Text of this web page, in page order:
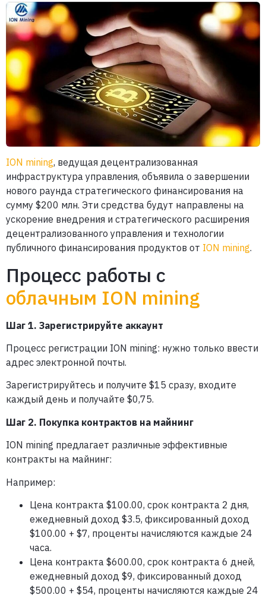
ION mining, ведущая децентрализованная
инфраструктура управления, объявила о завершении
нового раунда стратегического финансирования на
сумму $200 млн. Эти средства будут направлены на
ускорение внедрения и стратегического расширения
децентрализованного управления и технологии
публичного финансирования продуктов от ION mining.
Процесс работы с
облачным ION mining
Шаг 1. Зарегистрируйте аккаунт
Процесс регистрации ION mining: нужно только ввести
адрес электронной почты.
Зарегистрируйтесь и получите $15 сразу, входите
каждый день и получайте $0,75.
Шаг 2. Покупка контрактов на майнинг
ION mining предлагает различные эффективные
контракты на майнинг:
Например:
Цена контракта $100.00, срок контракта 2 дня,
ежедневный доход $3.5, фиксированный доход
$100.00 + $7, проценты начисляются каждые 24
часа.
Цена контракта $600.00, срок контракта 6 дней,
ежедневный доход $9, фиксированный доход
$500.00 + $54, проценты начисляются каждые 24